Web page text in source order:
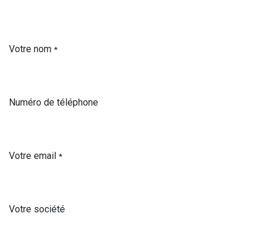
Votre nom *
Numéro de téléphone
Votre email *
Votre société